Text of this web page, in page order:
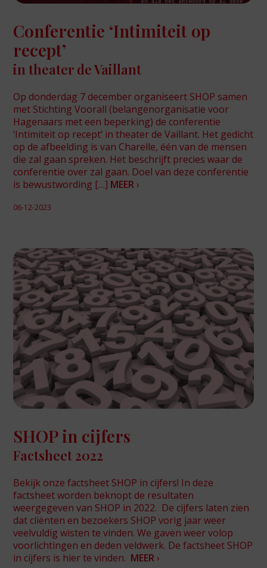
Conferentie ‘Intimiteit op
recept’
in theater de Vaillant
Op donderdag 7 december organiseert SHOP samen
met Stichting Voorall (belangenorganisatie voor
Hagenaars met een beperking) de conferentie
‘Intimiteit op recept’ in theater de Vaillant. Het gedicht
op de afbeelding is van Charelle, één van de mensen
die zal gaan spreken. Het beschrijft precies waar de
conferentie over zal gaan. Doel van deze conferentie
is bewustwording […] MEER ›
06-12-2023
SHOP in cijfers
Factsheet 2022
Bekijk onze factsheet SHOP in cijfers! In deze
factsheet worden beknopt de resultaten
weergegeven van SHOP in 2022. De cijfers laten zien
dat cliënten en bezoekers SHOP vorig jaar weer
veelvuldig wisten te vinden. We gaven weer volop
voorlichtingen en deden veldwerk. De factsheet SHOP
in cijfers is hier te vinden. MEER ›